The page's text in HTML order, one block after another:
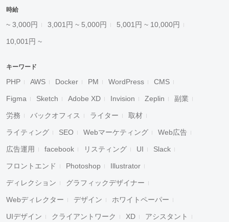
時給
~ 3,000円 3,001円 ~ 5,000円 5,001円 ~ 10,000円
10,001円 ~
キーワード
PHP AWS Docker PM WordPress CMS
Figma Sketch Adobe XD Invision Zeplin 副業
労務 バックオフィス ライター 取材
ライティング SEO Webマーケティング Web広告
広告運用 facebook リスティング UI Slack
フロントエンド Photoshop Illustrator
ディレクション グラフィックデザイナー
Webディレクター デザイン ホワイトペーパー
UIデザイン クライアントワーク XD アシスタント